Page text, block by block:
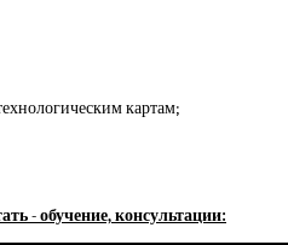
картам;
- обучение, консультации: